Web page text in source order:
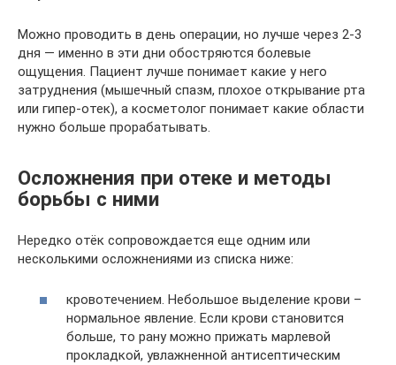
Можно проводить в день операции, но лучше через 2-3
дня — именно в эти дни обостряются болевые
ощущения. Пациент лучше понимает какие у него
затруднения (мышечный спазм, плохое открывание рта
или гипер-отек), а косметолог понимает какие области
нужно больше прорабатывать.
Осложнения при отеке и методы
борьбы с ними
Нередко отёк сопровождается еще одним или
несколькими осложнениями из списка ниже:
кровотечением. Небольшое выделение крови –
нормальное явление. Если крови становится
больше, то рану можно прижать марлевой
прокладкой, увлажненной антисептическим